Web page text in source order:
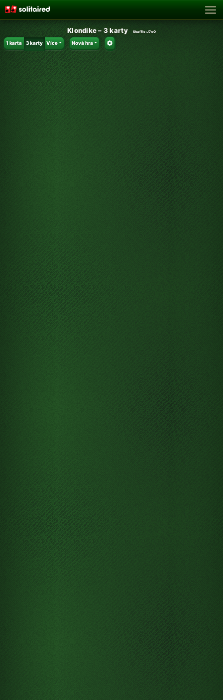
Klondike – 3 karty Shuffle:J7nO
1 karta 3 karty Více Nová hra